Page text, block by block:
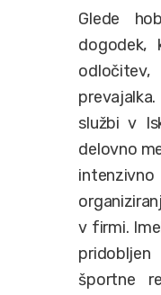
Glede
službi v
delovno
v firmi.
športne